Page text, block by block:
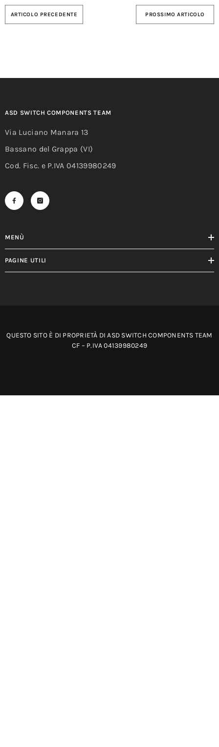
ARTICOLO PRECEDENTE PROSSIMO ARTICOLO
ASD SWITCH COMPONENTS TEAM
Via Luciano Manara 13
Bassano del Grappa (VI)
Cod. Fisc. e P.IVA 04139980249
MENÙ
PAGINE UTILI
QUESTO SITO È DI PROPRIETÀ DI ASD SWITCH COMPONENTS TEAM
CF – P.IVA 04139980249